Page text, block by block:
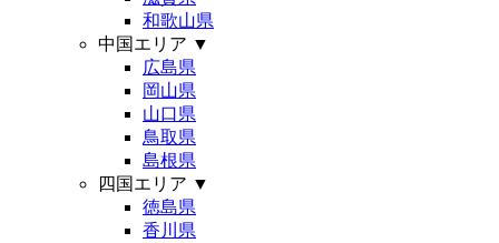
和歌山県
中国エリア ▼
広島県
岡山県
山口県
鳥取県
島根県
四国エリア ▼
徳島県
香川県